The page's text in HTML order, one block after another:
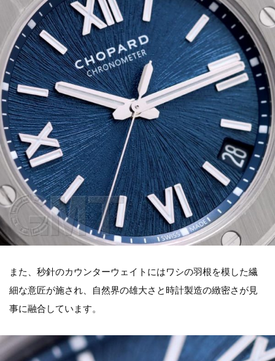
また、秒針のカウンターウェイトにはワシの羽根を模した繊
細な意匠が施され、自然界の雄大さと時計製造の緻密さが見
事に融合しています。